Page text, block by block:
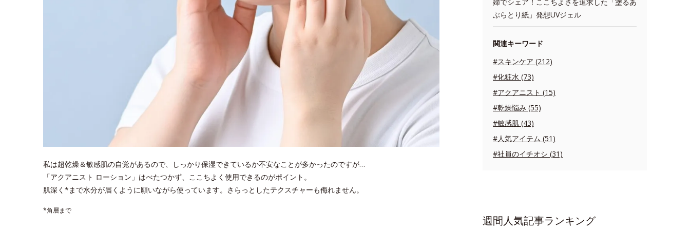
私は超乾燥＆敏感肌の自覚があるので、しっかり保湿できているか不安なことが多かったのですが…
「アクアニスト ローション」はべたつかず、ここちよく使用できるのがポイント。
肌深く*まで水分が届くように願いながら使っています。さらっとしたテクスチャーも侮れません。
*角層まで
ぶらとり紙」発想UVジェル
関連キーワード
#スキンケア (212)
#化粧水 (73)
#アクアニスト (15)
#乾燥悩み (55)
#敏感肌 (43)
#人気アイテム (51)
#社員のイチオシ (31)
週間人気記事ランキング